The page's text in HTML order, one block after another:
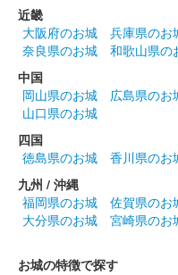
白石城 御城印
販売終了
白石城 御城印
販売終了
近畿
大阪府のお城
兵庫県のお
奈良県のお城
和歌山県の
中国
岡山県のお城
広島県のお
山口県のお城
四国
徳島県のお城
香川県のお
九州 / 沖縄
福岡県のお城
佐賀県のお
大分県のお城
宮崎県のお
お城の特徴で探す